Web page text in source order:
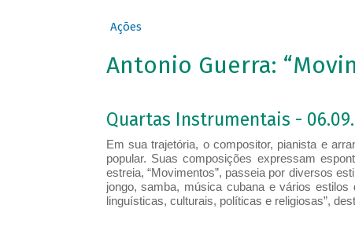
Ações
Antonio Guerra:
Quartas Instrumentais -
Em sua trajetória, o compositor, pianista e
popular. Suas composições expressam
estreia, “Movimentos”, passeia por diversos
jongo, samba, música cubana e vários
linguísticas, culturais, políticas e religiosas”,